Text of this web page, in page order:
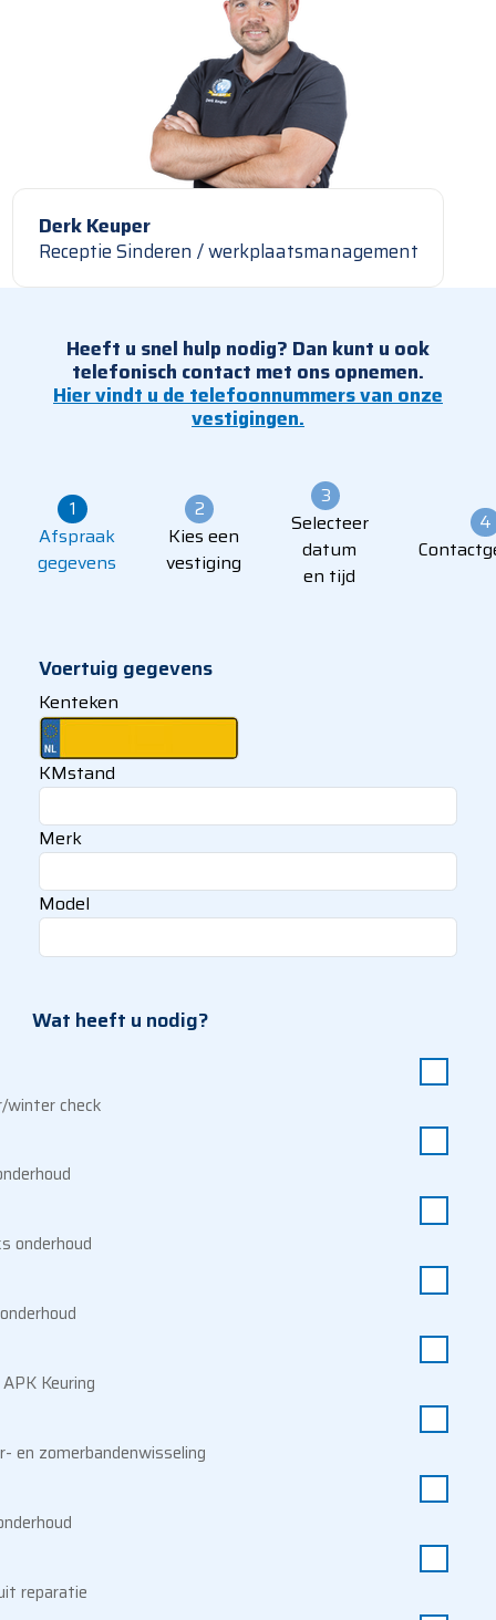
Derk Keuper
Receptie Sinderen / werkplaatsmanagement
Heeft u snel hulp nodig? Dan kunt u ook
telefonisch contact met ons opnemen.
Hier vindt u de telefoonnummers van onze
vestigingen.
1
Afspraak
gegevens
2
Kies een
vestiging
3
Selecteer
datum
en tijd
4
Voertuig gegevens
Kenteken
KMstand
Merk
Model
Wat heeft u nodig?
winter check
onderhoud
Keuring
en zomerbandenwisseling
reparatie